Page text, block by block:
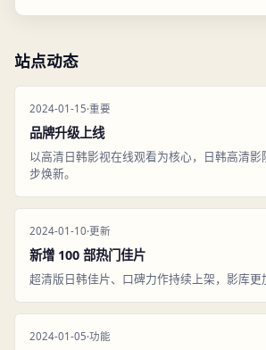
站点动态
2024-01-15·重要
品牌升级上线
以高清日韩影视在线观看为核心，日韩高清
步焕新。
2024-01-10·更新
新增 100 部热门佳片
超清版日韩佳片、口碑力作持续上架，影库更
2024-01-05·功能